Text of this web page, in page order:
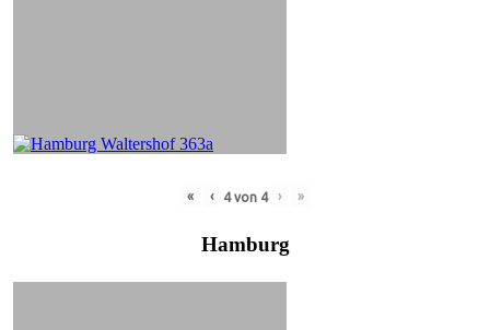
« ‹ 4von 4 › »
Hamburg